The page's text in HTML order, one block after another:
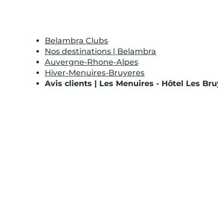
Belambra Clubs
Nos destinations | Belambra
Auvergne-Rhone-Alpes
Hiver-Menuires-Bruyeres
Avis clients | Les Menuires - Hôtel Les